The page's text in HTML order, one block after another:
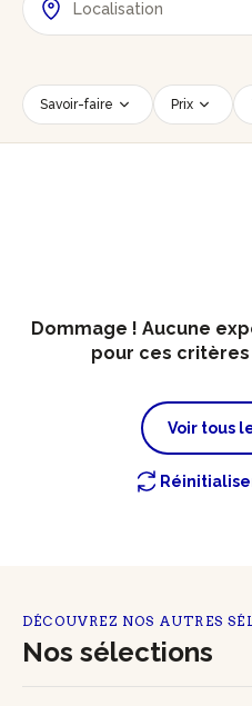
Savoir-faire Prix
Date Créneau horaire
Dommage ! Aucune
pour ces
Voir tous
DÉCOUVREZ NOS AUTRES
Nos sélections